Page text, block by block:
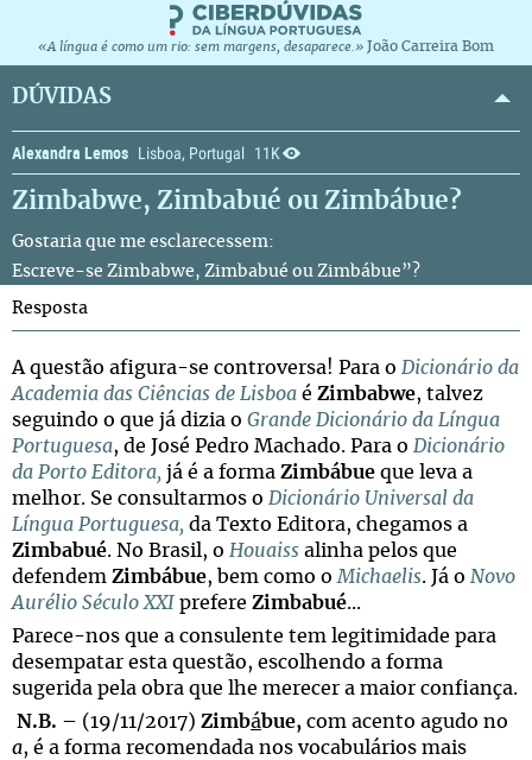
«A língua é como um rio: sem margens, desaparece.» João Carreira Bom
DÚVIDAS
Alexandra Lemos Lisboa, Portugal 11K
Zimbabwe, Zimbabué ou Zimbábue?
Gostaria que me esclarecessem:
Escreve-se Zimbabwe, Zimbabué ou Zimbábue”?
Resposta
A questão afigura-se controversa! Para o Dicionário da
Academia das Ciências de Lisboa é Zimbabwe, talvez
seguindo o que já dizia o Grande Dicionário da Língua
Portuguesa, de José Pedro Machado. Para o Dicionário
da Porto Editora, já é a forma Zimbábue que leva a
melhor. Se consultarmos o Dicionário Universal da
Língua Portuguesa, da Texto Editora, chegamos a
Zimbabué. No Brasil, o Houaiss alinha pelos que
defendem Zimbábue, bem como o Michaelis. Já o Novo
Aurélio Século XXI prefere Zimbabué...
Parece-nos que a consulente tem legitimidade para
desempatar esta questão, escolhendo a forma
sugerida pela obra que lhe merecer a maior confiança.
N.B. – (19/11/2017) Zimbá bue, com acento agudo no
a, é a forma recomendada nos vocabulários mais